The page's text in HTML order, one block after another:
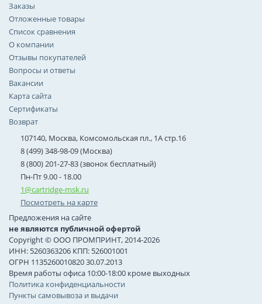
Заказы
Отложенные товары
Список сравнения
О компании
Отзывы покупателей
Вопросы и ответы
Вакансии
Карта сайта
Сертификаты
Возврат
107140, Москва, Комсомольская пл., 1А стр.16
8 (499) 348-98-09 (Москва)
8 (800) 201-27-83 (звонок бесплатный)
Пн-Пт 9.00 - 18.00
1@cartridge-msk.ru
Посмотреть на карте
Предложения на сайте
не являются публичной офертой
Copyright © ООО ПРОМПРИНТ, 2014-2026
ИНН: 5260363206 КПП: 526001001
ОГРН 1135260010820 30.07.2013
Время работы офиса 10:00-18:00 кроме выходных
Политика конфиденциальности
Пункты самовывоза и выдачи